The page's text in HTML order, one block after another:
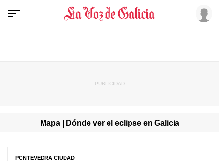
Mapa | Dónde ver el eclipse en Galicia
PONTEVEDRA CIUDAD